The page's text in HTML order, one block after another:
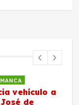
vehículo a
de